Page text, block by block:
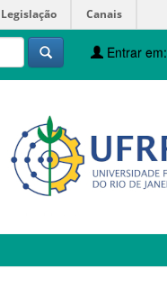
Legislação Canais
Entrar em: